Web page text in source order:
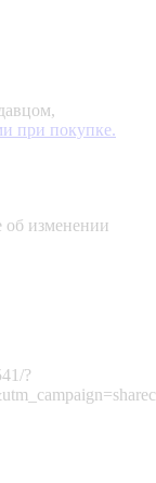
при покупке.
изменении
?